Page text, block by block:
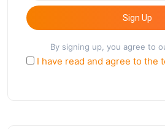
Sign Up
By signing up, you agree to
I have read and agree to the